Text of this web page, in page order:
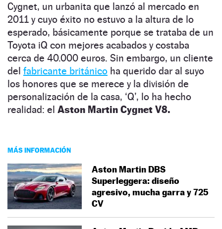
Cygnet, un urbanita que lanzó al mercado en
2011 y cuyo éxito no estuvo a la altura de lo
esperado, básicamente porque se trataba de un
Toyota iQ con mejores acabados y costaba
cerca de 40.000 euros. Sin embargo, un cliente
del fabricante británico ha querido dar al suyo
los honores que se merece y la división de
personalización de la casa, ‘Q’, lo ha hecho
realidad: el Aston Martin Cygnet V8.
MÁS INFORMACIÓN
Aston Martin DBS
Superleggera: diseño
agresivo, mucha garra y 725
CV